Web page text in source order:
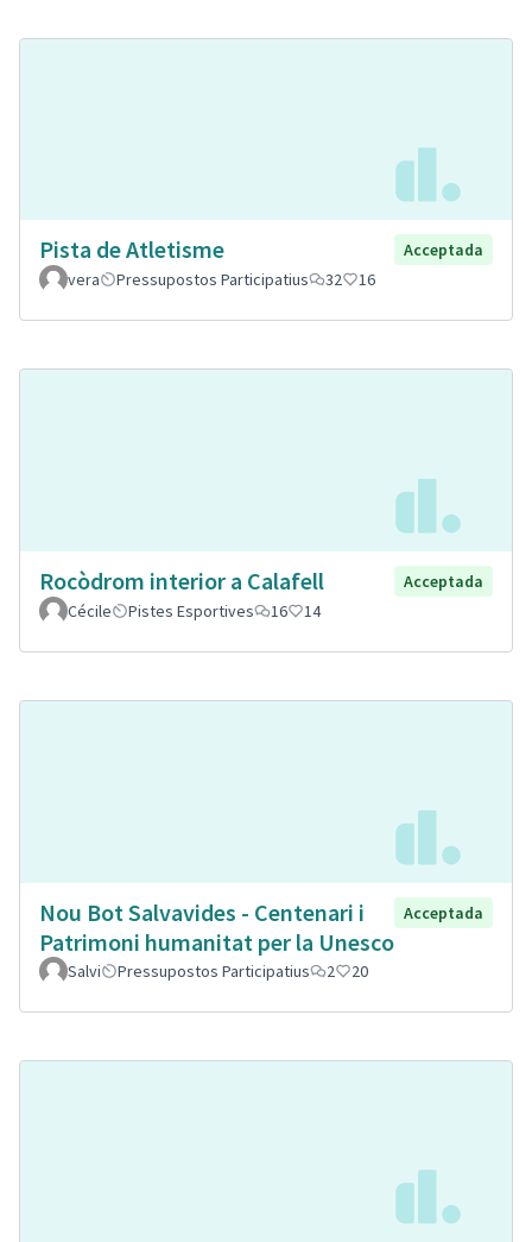
Pista de Atletisme
Acceptada
vera
Pressupostos Participatius 32 16
Rocòdrom interior a Calafell
Acceptada
Cécile
Pistes Esportives 16 14
Nou Bot Salvavides - Centenari i
Patrimoni humanitat per la Unesco
Acceptada
Salvi Pressupostos Participatius 2 20